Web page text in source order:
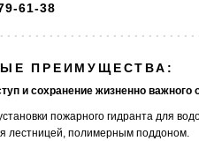
61-38
ПРЕИМУЩЕСТВА:
и сохранение жизненно важного
пожарного гидранта для
лестницей, полимерным поддоном.